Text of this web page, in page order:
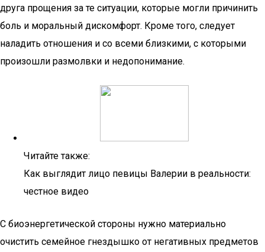
друга прощения за те ситуации, которые могли причинить
боль и моральный дискомфорт. Кроме того, следует
наладить отношения и со всеми близкими, с которыми
произошли размолвки и недопонимание.
Читайте также:
Как выглядит лицо певицы Валерии в реальности:
честное видео
С биоэнергетической стороны нужно материально
очистить семейное гнездышко от негативных предметов